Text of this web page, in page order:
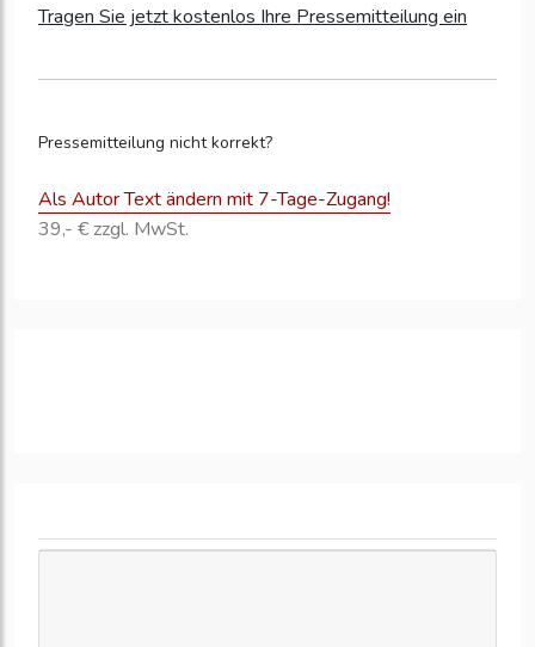
Tragen Sie jetzt kostenlos Ihre Pressemitteilung ein
Pressemitteilung nicht korrekt?
Als Autor Text ändern mit 7-Tage-Zugang!
39,- € zzgl. MwSt.